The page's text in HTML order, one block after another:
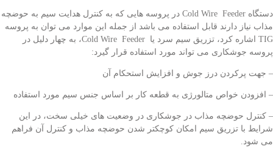
دستگاه Cold Wire Feeder در پروسه هایی که به کنترل هدایت سیم به حوضچه
مذاب نیاز دارند قابل استفاده می باشد از جمله این موارد می توان به پروسه
TIG اشاره کرد، تزریق سیم سرد یا Cold Wire Feeder، به چهار دلیل در
پروسه جوشکاری می تواند مورد استفاده قرار گیرد:
– جهت پرکردن درز جوش و افزایش استحکام آن
– افزودن خواص متالورژی به قطعه کار بر اساس جنس سیم مورد استفاده
– کنترل حوضچه مذاب در جوشکاری در وضعیت های خیلی سخت، در این
شرایط با تزریق سیم امکان کوچکتر شدن حوضچه مذاب و کنترل آن فراهم
می شود.